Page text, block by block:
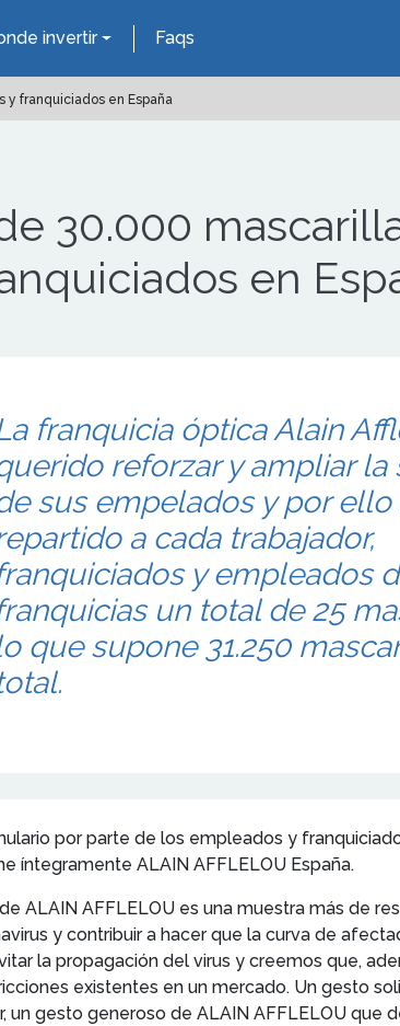
invertir Faqs
y franquiciados en España
30.000
en
franquicia óptica Alain
reforzar y ampliar la
sus empelados y por ello
a cada trabajador,
y empleados
un total de 25
que supone 31.250
por parte de los empleados y
íntegramente ALAIN AFFLELOU España.
ALAIN AFFLELOU es una muestra más de
y contribuir a hacer que la curva de
la propagación del virus y creemos que,
existentes en un mercado. Un gesto
gesto generoso de ALAIN AFFLELOU que